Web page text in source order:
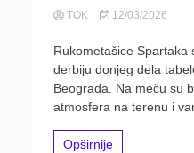
TOK 12/03/2026
Rukometašice Spartaka
derbiju donjeg dela
Beograda. Na meču su
atmosfera na terenu i
Opširnije